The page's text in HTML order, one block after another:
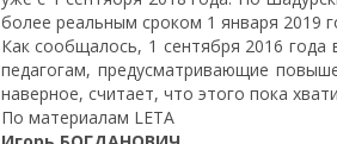
более реальным сроком 1 января 2019
Как сообщалось, 1 сентября 2016 года
педагогам, предусматривающие
наверное, считает, что этого пока
По материалам LETA